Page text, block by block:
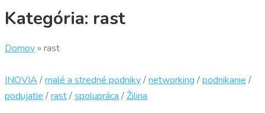
Kategória: rast
Domov » rast
INOVIA /malé a stredné podniky/networking /podnikanie /
podujatie /rast/spolupráca /Žilina